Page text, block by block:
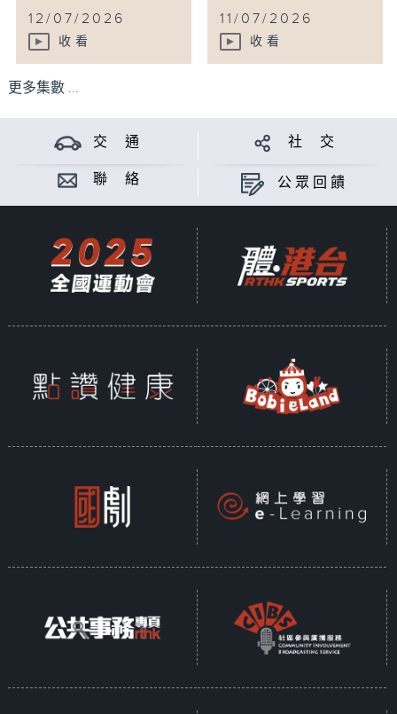
12/07/2026
收看
11/07/2026
收看
更多集數 ...
交 通 社 交
聯 絡 公眾回饋